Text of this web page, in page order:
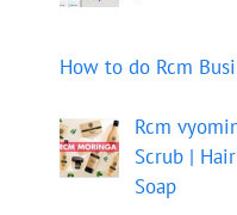
How to do Rcm
Rcm
Scrub |
Soap